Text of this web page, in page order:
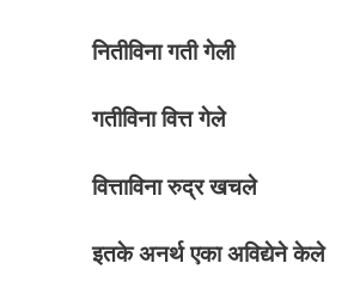
नितीविना गती गेली
गतीविना वित्त गेले
वित्ताविना रुद्र खचले
इतके अनर्थ एका अविद्येने केले